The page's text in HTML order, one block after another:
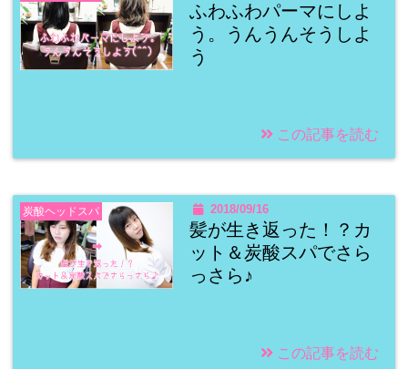
ふわふわパーマにしよ
う。うんうんそうしよ
う
この記事を読む
炭酸ヘッドスパ 2018/09/16
髪が生き返った！？カ
ット＆炭酸スパでさら
っさら♪
この記事を読む